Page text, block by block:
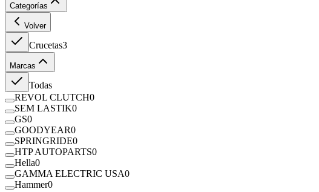
Categorías
Volver
Crucetas3
Marcas
Todas
REVOL CLUTCH0
SEM LASTIK0
GS0
GOODYEAR0
SPRINGRIDE0
HTP AUTOPARTS0
Hella0
GAMMA ELECTRIC USA0
Hammer0